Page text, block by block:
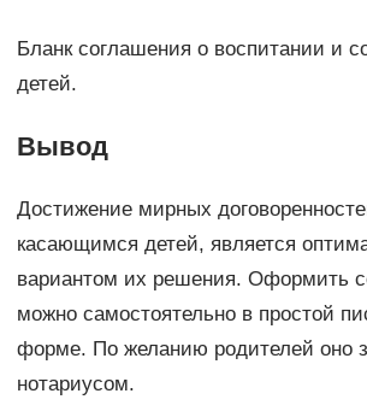
Бланк соглашения о воспитании и
детей.
Вывод
Достижение мирных
касающимся детей, является
вариантом их решения. Оформить
можно самостоятельно в простой
форме. По желанию родителей оно
нотариусом.